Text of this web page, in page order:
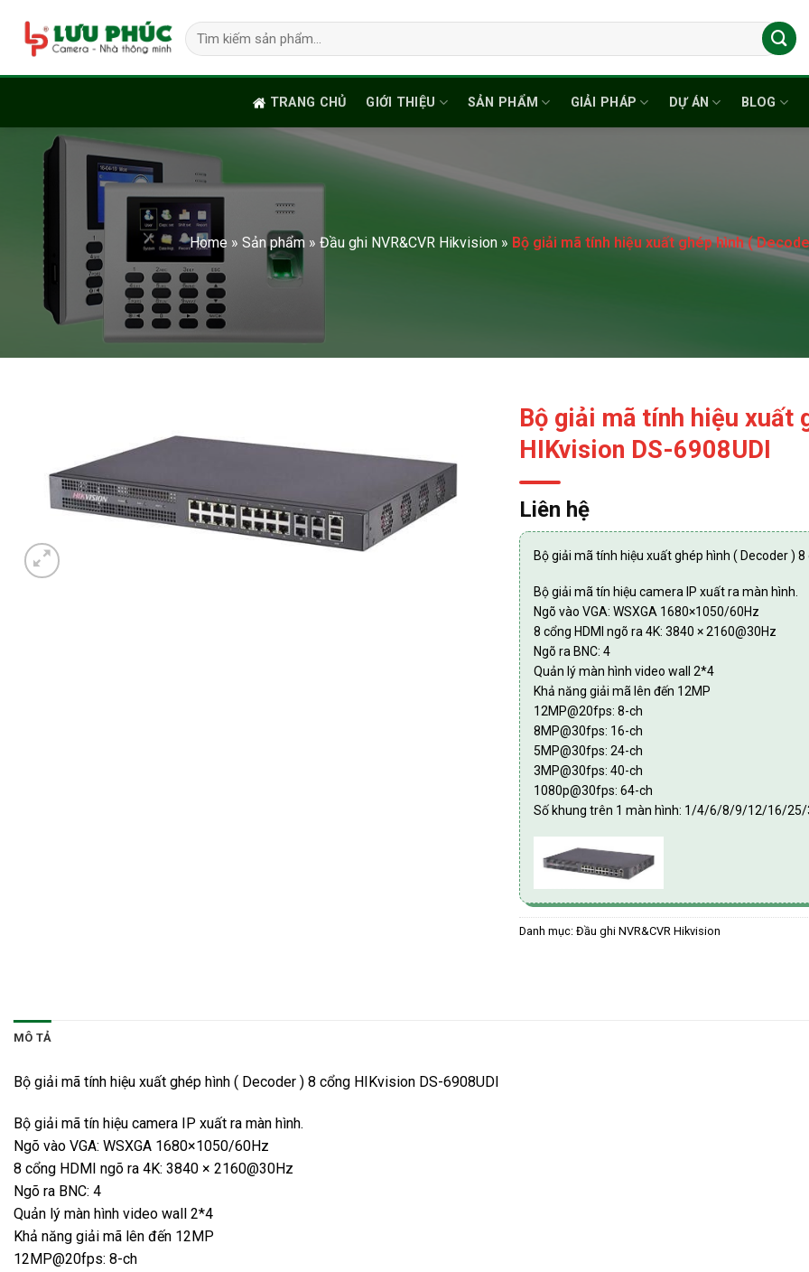
content
Tìm
kiếm:
TRANG CHỦ GIỚI THIỆU SẢN PHẨM GIẢI PHÁP DỰ ÁN BLOG
Home » Sản phẩm » Đầu ghi NVR&CVR Hikvision » Bộ giải mã tính hiệu xuất ghép hình (
Bộ giải mã tính hiệu xuất
HIKvision DS-6908UDI
Liên hệ
Bộ giải mã tính hiệu xuất ghép hình ( Decoder ) 8
Bộ giải mã tín hiệu camera IP xuất ra màn hình.
Ngõ vào VGA: WSXGA 1680×1050/60Hz
8 cổng HDMI ngõ ra 4K: 3840 × 2160@30Hz
Ngõ ra BNC: 4
Quản lý màn hình video wall 2*4
Khả năng giải mã lên đến 12MP
12MP@20fps: 8-ch
8MP@30fps: 16-ch
5MP@30fps: 24-ch
3MP@30fps: 40-ch
1080p@30fps: 64-ch
Số khung trên 1 màn hình: 1/4/6/8/9/12/16/
Danh mục: Đầu ghi NVR&CVR Hikvision
MÔ TẢ
Bộ giải mã tính hiệu xuất ghép hình ( Decoder ) 8 cổng HIKvision DS-6908UDI
Bộ giải mã tín hiệu camera IP xuất ra màn hình.
Ngõ vào VGA: WSXGA 1680×1050/60Hz
8 cổng HDMI ngõ ra 4K: 3840 × 2160@30Hz
Ngõ ra BNC: 4
Quản lý màn hình video wall 2*4
Khả năng giải mã lên đến 12MP
12MP@20fps: 8-ch